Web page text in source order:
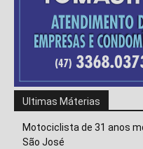
Ultimas Máterias
Motociclista de 31 anos
São José